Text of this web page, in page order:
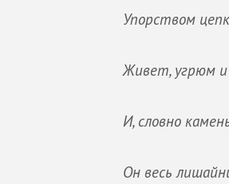
Упорством
Живет, угрюм
И, словно
Он весь